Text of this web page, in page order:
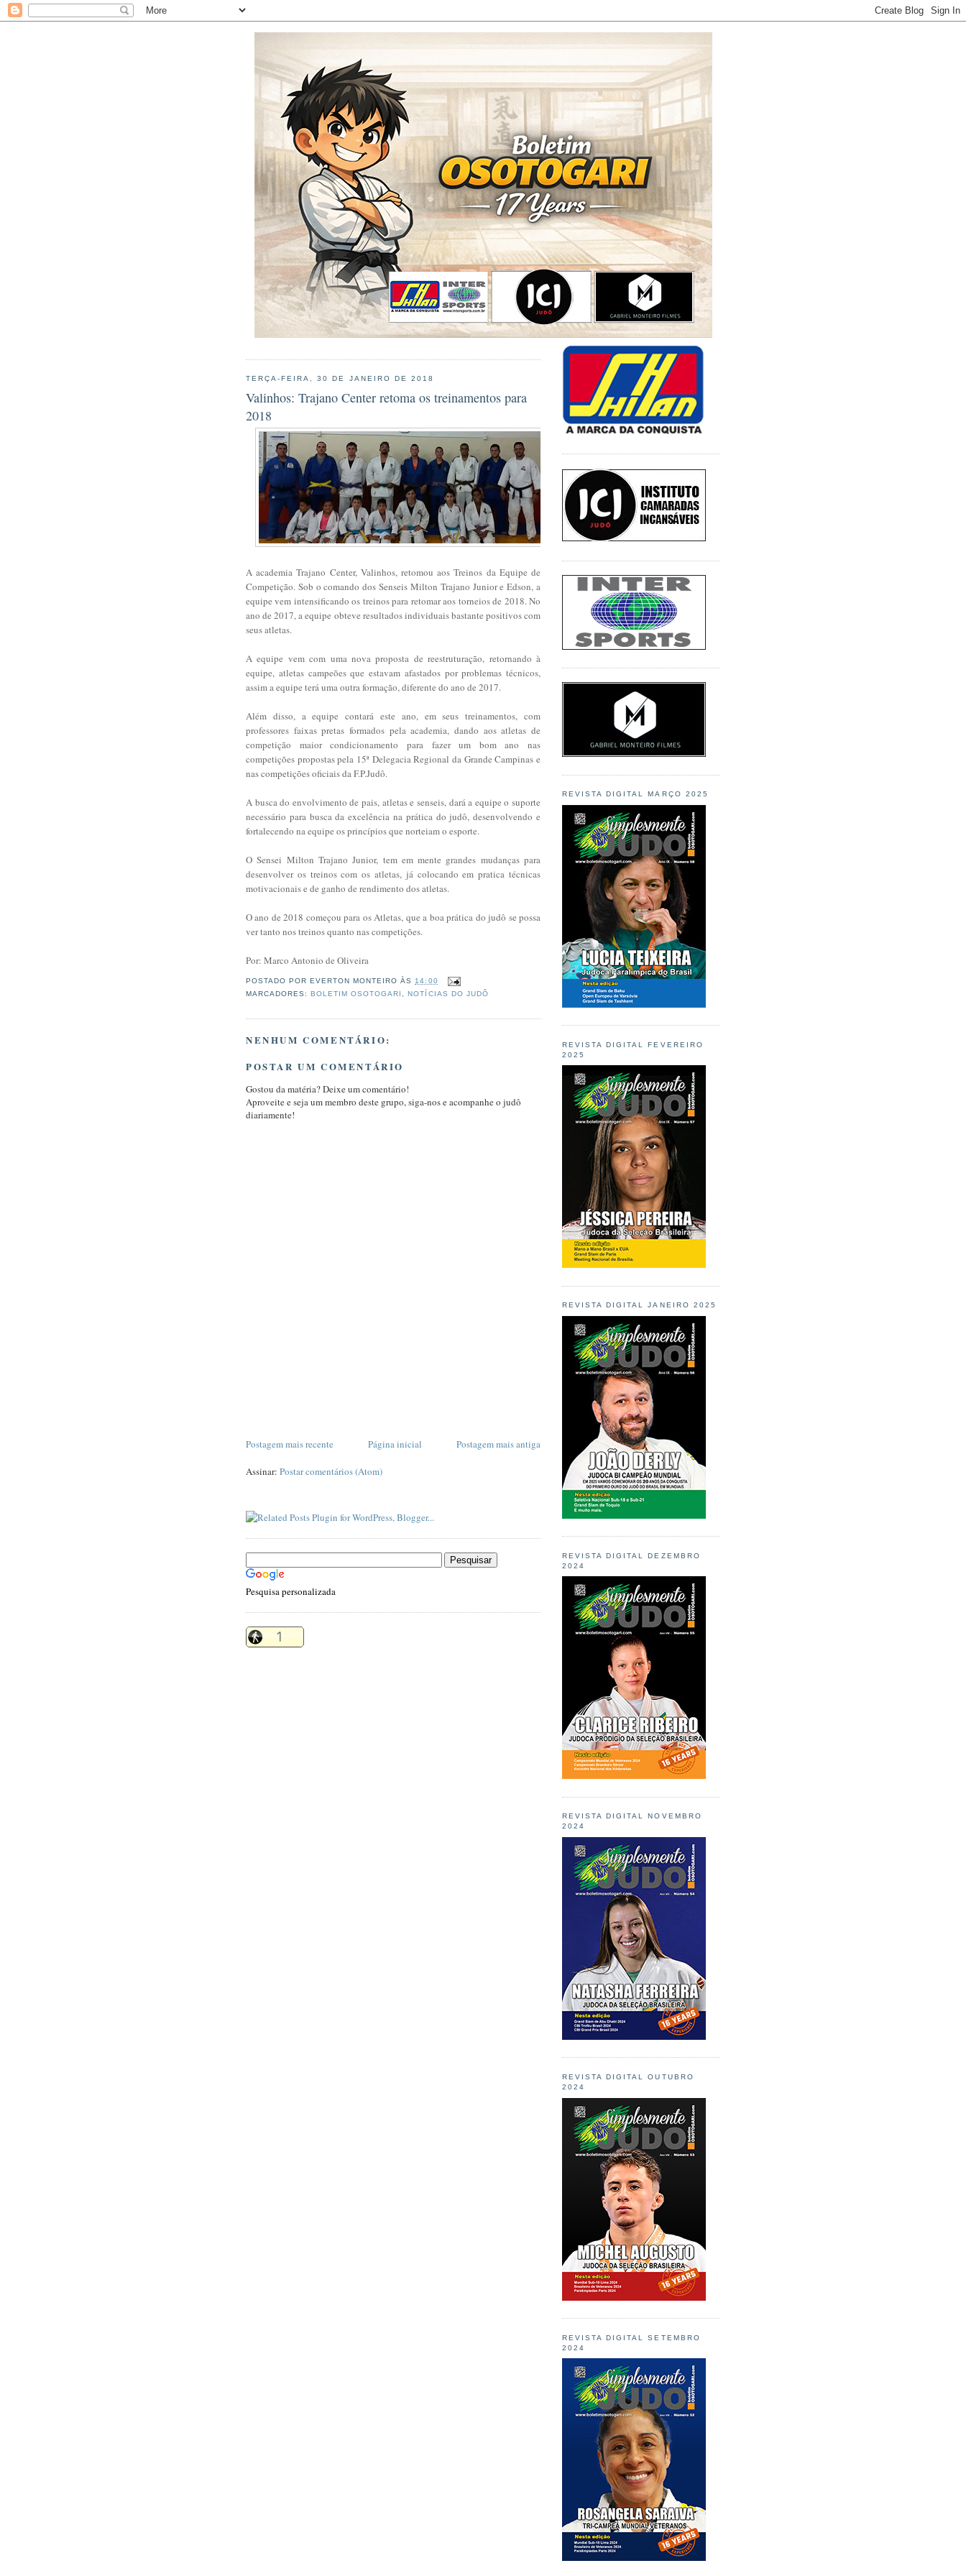
TERÇA-FEIRA, 30 DE JANEIRO DE 2018
Valinhos: Trajano Center retoma os treinamentos para
2018
A academia Trajano Center, Valinhos, retomou aos Treinos da Equipe de
Competição. Sob o comando dos Senseis Milton Trajano Junior e Edson, a
equipe vem intensificando os treinos para retomar aos torneios de 2018. No
ano de 2017, a equipe obteve resultados individuais bastante positivos com
seus atletas.
A equipe vem com uma nova proposta de reestruturação, retornando à
equipe, atletas campeões que estavam afastados por problemas técnicos,
assim a equipe terá uma outra formação, diferente do ano de 2017.
Além disso, a equipe contará este ano, em seus treinamentos, com
professores faixas pretas formados pela academia, dando aos atletas de
competição maior condicionamento para fazer um bom ano nas
competições propostas pela 15ª Delegacia Regional da Grande Campinas e
nas competições oficiais da F.P.Judô.
A busca do envolvimento de pais, atletas e senseis, dará a equipe o suporte
necessário para busca da excelência na prática do judô, desenvolvendo e
fortalecendo na equipe os princípios que norteiam o esporte.
O Sensei Milton Trajano Junior, tem em mente grandes mudanças para
desenvolver os treinos com os atletas, já colocando em pratica técnicas
motivacionais e de ganho de rendimento dos atletas.
O ano de 2018 começou para os Atletas, que a boa prática do judô se possa
ver tanto nos treinos quanto nas competições.
Por: Marco Antonio de Oliveira
POSTADO POR EVERTON MONTEIRO ÀS14:00
MARCADORES:BOLETIM OSOTOGARI ,NOTÍCIAS DO JUDÔ
NENHUM COMENTÁRIO:
POSTAR UM COMENTÁRIO
Gostou da matéria? Deixe um comentário!
Aproveite e seja um membro deste grupo, siga-nos e acompanhe o judô
diariamente!
Postagem mais recente Postagem mais antiga
Página inicial
Assinar: Postar comentários (Atom)
Pesquisa personalizada
REVISTA DIGITAL MARÇO 2025
REVISTA DIGITAL FEVEREIRO
2025
REVISTA DIGITAL JANEIRO 2025
REVISTA DIGITAL DEZEMBRO
2024
REVISTA DIGITAL NOVEMBRO
2024
REVISTA DIGITAL OUTUBRO
2024
REVISTA DIGITAL SETEMBRO
2024